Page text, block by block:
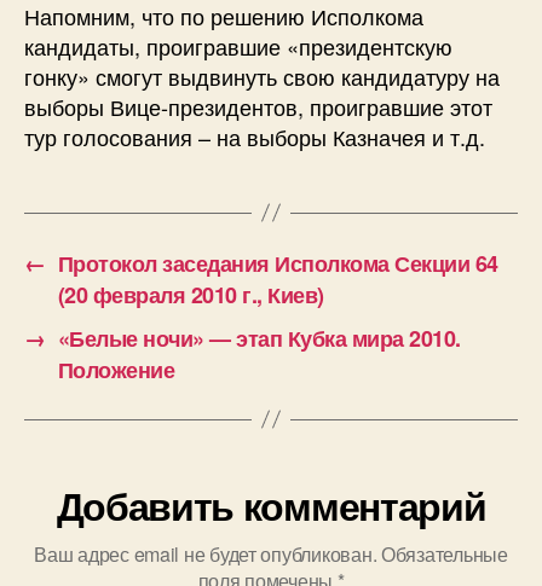
Напомним, что по решению Исполкома
кандидаты, проигравшие «президентскую
гонку» смогут выдвинуть свою кандидатуру на
выборы Вице-президентов, проигравшие этот
тур голосования – на выборы Казначея и т.д.
← Протокол заседания Исполкома Секции 64
(20 февраля 2010 г., Киев)
→ «Белые ночи» — этап Кубка мира 2010.
Положение
Добавить комментарий
Ваш адрес email не будет опубликован.Обязательные
поля помечены *